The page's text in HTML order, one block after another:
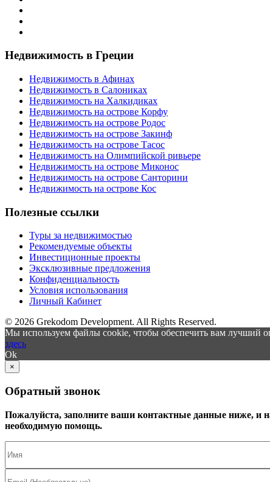
Недвижимость в Греции
Недвижимость в Афинах
Недвижимость в Салониках
Недвижимость на Халкидиках
Недвижимость на острове Корфу
Недвижимость на острове Родос
Недвижимость на острове Закинф
Недвижимость на острове Тасос
Недвижимость на Олимпийской ривьере
Недвижимость на острове Миконос
Недвижимость на острове Санторини
Недвижимость на острове Кос
Полезные ссылки
Туры за недвижимостью
Рекомендуемые объекты
Инвестиционные проекты
Эксклюзивные предложения
Конфиденциальность
Условия использования
Личный Кабинет
© 2026 Grekodom Development. All Rights Reserved.
Мы используем файлы cookie, чтобы обеспечить вам лучший
здесь
Ok
×
Обратный звонок
Пожалуйста, заполните ваши контактные данные ниже, и
необходимую помощь.